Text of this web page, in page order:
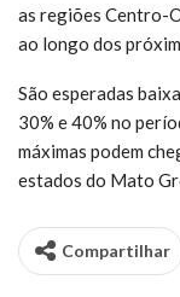
as regiões Centro-
ao longo dos
São esperadas
30% e 40% no
máximas podem
estados do Mato
Compartilhar